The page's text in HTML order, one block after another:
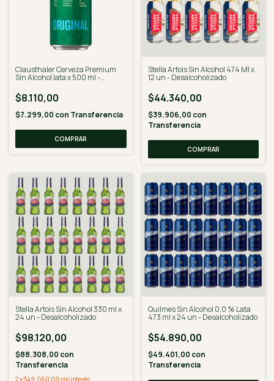
Clausthaler Cerveza Premium
Sin Alcohol lata x 500 ml -
$8.110,00
$7.299,00 con Transferencia
Stella Artois Sin Alcohol 474 Ml x
12 un - Desalcoholizado
$44.340,00
$39.906,00 con
Transferencia
Stella Artois Sin Alcohol 330 ml x
24 un - Desalcoholizado
$98.120,00
$88.308,00 con
Transferencia
Quilmes Sin Alcohol 0,0 % Lata
473 ml x 24 un - Desalcoholizado
$54.890,00
$49.401,00 con
Transferencia